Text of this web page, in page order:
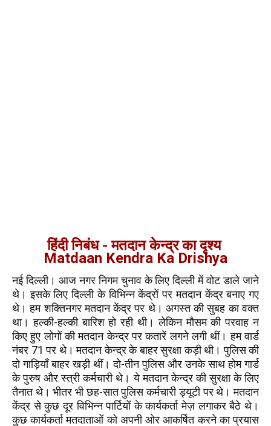
हिंदी निबंध -मतदान केन्द्र का दृश्य
Matdaan Kendra Ka Drishya
नई दिल्ली। आज नगर निगम चुनाव के लिए दिल्ली में वोट डाले जाने
थे। इसके लिए दिल्ली के विभिन्न केंद्रों पर मतदान केंद्र बनाए गए
थे। हम शक्तिनगर मतदान केंद्र पर थे। अगस्त की सुबह का वक्त
था। हल्की-हल्की बारिश हो रही थी। लेकिन मौसम की परवाह न
किए हुए लोगों की मतदान केन्द्र पर कतारें लगने लगी थीं। हम वार्ड
नंबर 71 पर थे। मतदान केन्द्र के बाहर सुरक्षा कड़ी थी। पुलिस की
दो गाड़ियाँ बाहर खड़ी थीं। दो-तीन पुलिस और उनके साथ होम गार्ड
के पुरुष और स्त्री कर्मचारी थे। ये मतदान केन्द्र की सुरक्षा के लिए
तैनात थे। भीतर भी छह-सात पुलिस कर्मचारी ड्यूटी पर थे। मतदान
केंद्र से कुछ दूर विभिन्न पार्टियों के कार्यकर्ता मेज़ लगाकर बैठे थे।
कुछ कार्यकर्ता मतदाताओं को अपनी ओर आकर्षित करने का प्रयास